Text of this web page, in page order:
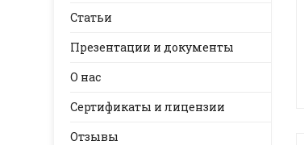
Статьи
Презентации и документы
О нас
Сертификаты и лицензии
Отзывы